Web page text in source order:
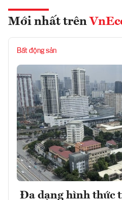
Mới nhất trên
Bất động sản
Đa dạng hình thức